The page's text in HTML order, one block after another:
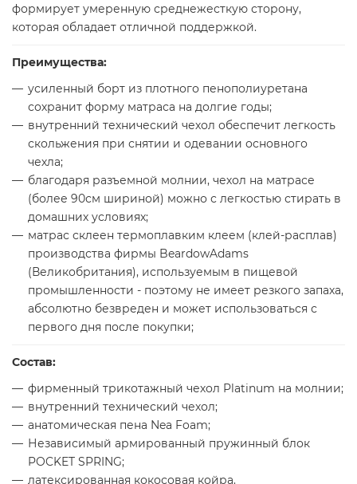
формирует умеренную среднежесткую сторону,
которая обладает отличной поддержкой.
Преимущества:
усиленный борт из плотного пенополиуретана
сохранит форму матраса на долгие годы;
внутренний технический чехол обеспечит легкость
скольжения при снятии и одевании основного
чехла;
благодаря разъемной молнии, чехол на матрасе
(более 90см шириной) можно с легкостью стирать в
домашних условиях;
матрас склеен термоплавким клеем (клей-расплав)
производства фирмы BeardowAdams
(Великобритания), используемым в пищевой
промышленности - поэтому не имеет резкого запаха,
абсолютно безвреден и может использоваться с
первого дня после покупки;
Состав:
фирменный трикотажный чехол Platinum на молнии;
внутренний технический чехол;
анатомическая пена Nea Foam;
Независимый армированный пружинный блок
POCKET SPRING;
латексированная кокосовая койра.